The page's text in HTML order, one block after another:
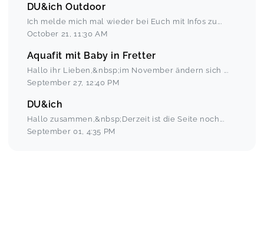
DU&ich Outdoor
Ich melde mich mal wieder bei Euch mit Infos zu ...
October 21
,11:30 AM
Aquafit mit Baby in Fretter
Hallo ihr Lieben,&nbsp;im November ändern sich ...
September 27, 12:40 PM
DU&ich
Hallo zusammen,&nbsp;Derzeit ist die Seite noch ...
September 01
4:35 PM